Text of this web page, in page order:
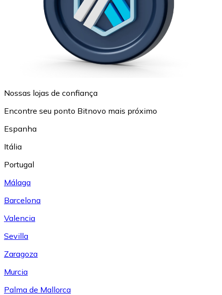
Nossas lojas de confiança
Encontre seu ponto Bitnovo mais próximo
Espanha
Itália
Portugal
Málaga
Barcelona
Valencia
Sevilla
Zaragoza
Murcia
Palma de Mallorca